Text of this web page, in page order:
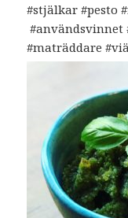
#stjälkar #pesto
#maträddare